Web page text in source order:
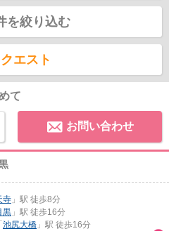
を絞り込む
エスト
て
お問い合わせ
寺 」駅 徒歩8分
黒 」駅 徒歩16分
池尻大橋 」駅 徒歩16分